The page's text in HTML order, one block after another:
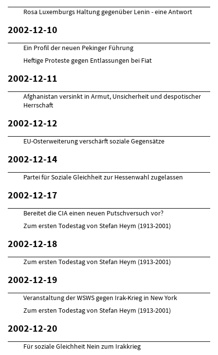
Rosa Luxemburgs Haltung gegenüber Lenin - eine Antwort
2002-12-10
Ein Profil der neuen Pekinger Führung
Heftige Proteste gegen Entlassungen bei Fiat
2002-12-11
Afghanistan versinkt in Armut, Unsicherheit und despotischer
Herrschaft
2002-12-12
EU-Osterweiterung verschärft soziale Gegensätze
2002-12-14
Partei für Soziale Gleichheit zur Hessenwahl zugelassen
2002-12-17
Bereitet die CIA einen neuen Putschversuch vor?
Zum ersten Todestag von Stefan Heym (1913-2001)
2002-12-18
Zum ersten Todestag von Stefan Heym (1913-2001)
2002-12-19
Veranstaltung der WSWS gegen Irak-Krieg in New York
Zum ersten Todestag von Stefan Heym (1913-2001)
2002-12-20
Für soziale Gleichheit Nein zum Irakkrieg